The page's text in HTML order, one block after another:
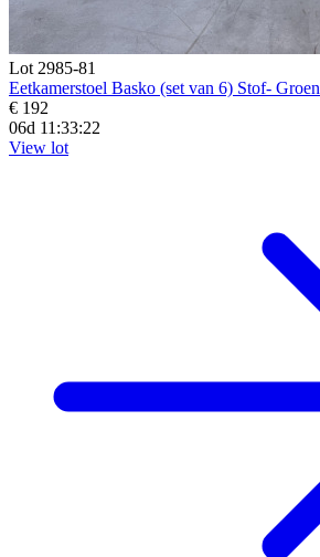
Lot 2985-81
Eetkamerstoel Basko (set van 6) Stof- Groen
€ 192
06d 11:33:20
View lot